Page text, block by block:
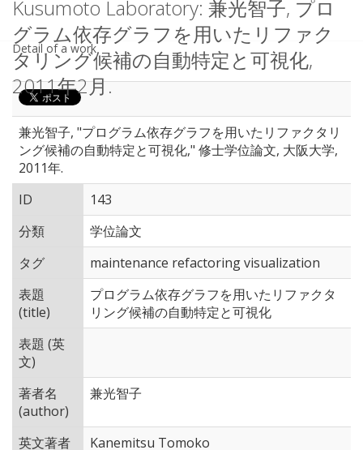
Kusumoto Laboratory: 兼光智子, プロ
グラム依存グラフを用いたリファク
タリング候補の自動特定と可視化,
2011年2月.
Detail of a work
兼光智子, "プログラム依存グラフを用いたリファクタリ
ング候補の自動特定と可視化," 修士学位論文, 大阪大学,
2011年.
ID
143
分類
学位論文
タグ
maintenance refactoring visualization
表題
(title)
プログラム依存グラフを用いたリファクタ
リング候補の自動特定と可視化
表題 (英
文)
著者名
(author)
兼光智子
英文著者
Kanemitsu Tomoko